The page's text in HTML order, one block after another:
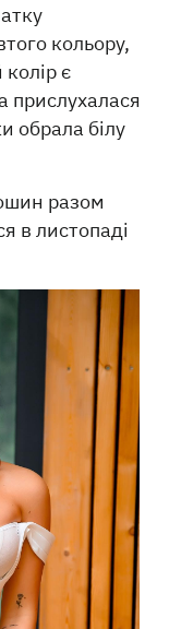
кольору,
є
прислухалася
обрала білу
разом
в листопаді